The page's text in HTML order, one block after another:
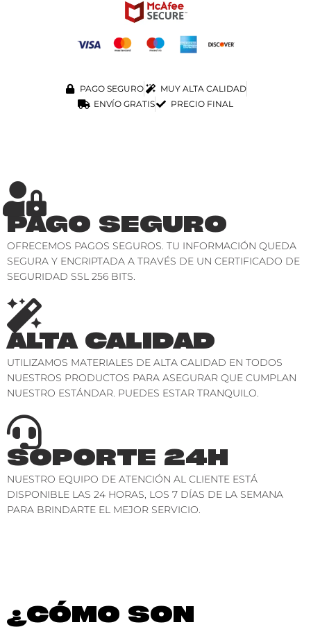
PAGO SEGURO
MUY ALTA CALIDAD
ENVÍO GRATIS
PRECIO FINAL
PAGO SEGURO
OFRECEMOS PAGOS SEGUROS. TU INFORMACIÓN QUEDA
SEGURA Y ENCRIPTADA A TRAVÉS DE UN CERTIFICADO DE
SEGURIDAD SSL 256 BITS.
ALTA CALIDAD
UTILIZAMOS MATERIALES DE ALTA CALIDAD EN TODOS
NUESTROS PRODUCTOS PARA ASEGURAR QUE CUMPLAN
NUESTRO ESTÁNDAR. PUEDES ESTAR TRANQUILO.
SOPORTE 24H
NUESTRO EQUIPO DE ATENCIÓN AL CLIENTE ESTÁ
DISPONIBLE LAS 24 HORAS, LOS 7 DÍAS DE LA SEMANA
PARA BRINDARTE EL MEJOR SERVICIO.
¿CÓMO SON